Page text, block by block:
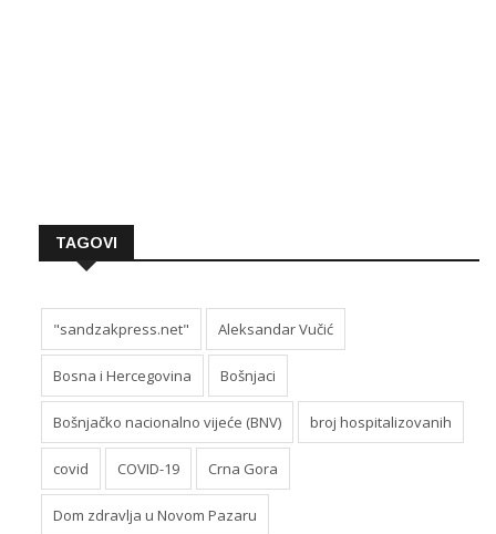
TAGOVI
"sandzakpress.net" Aleksandar Vučić
Bosna i Hercegovina Bošnjaci
Bošnjačko nacionalno vijeće (BNV) broj hospitalizovanih
covid COVID-19 Crna Gora
Dom zdravlja u Novom Pazaru